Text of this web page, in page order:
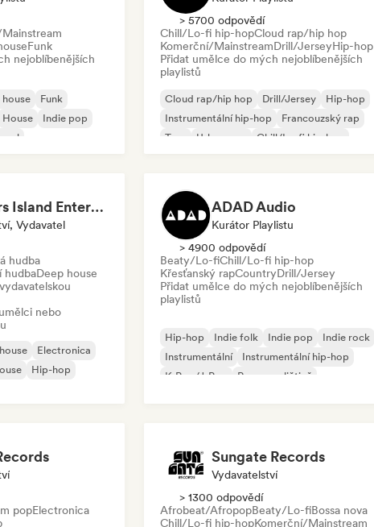
Funk
nejoblíbenějších
house
Funk
House
Indie pop
> 5700 odpovědí
Chill/Lo-fi hip-hopCloud rap/hip hop
Komerční/MainstreamDrill/JerseyHip-hop
Přidat umělce do mých nejoblíbenějších
playlistů
Cloud rap/hip hop Drill/Jersey
Hip-hop
Instrumentální hip-hop
Francouzský rap
Trap
Urban pop Chill/Lo-fi hip-hop
Dreamers Island Entertainment
Vydavatel
hudba
hudbaDeep house
nebo
Electronica
Hip-hop
ADAD Audio
Kurátor Playlistu
> 4900 odpovědí
Beaty/Lo-fiChill/Lo-fi hip-hop
Křesťanský rapCountryDrill/Jersey
Přidat umělce do mých nejoblíbenějších
playlistů
Hip-hop Indie folk Indie pop
Indie rock
Instrumentální
Instrumentální hip-hop
K-Pop/J-Pop
Rap v angličtině
popElectronica
Sungate Records
Vydavatelství
> 1300 odpovědí
Afrobeat/AfropopBeaty/Lo-fiBossa nova
Chill/Lo-fi hip-hopKomerční/Mainstream